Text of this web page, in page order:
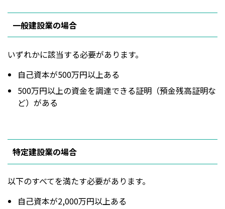
一般建設業の場合
いずれかに該当する必要があります。
自己資本が500万円以上ある
500万円以上の資金を調達できる証明（預金残高証明な
ど）がある
特定建設業の場合
以下のすべてを満たす必要があります。
自己資本が2,000万円以上ある